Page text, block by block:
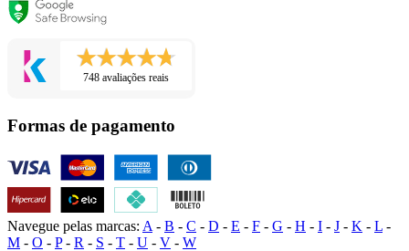
748 avaliações reais
Formas de pagamento
Navegue pelas marcas: A - B - C - D - E - F - G - H - I - J - K - L -
M - O - P- R - S - T - U - V - W